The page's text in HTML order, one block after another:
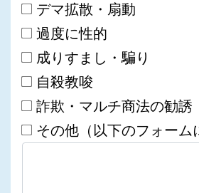
デマ拡散・扇動
過度に性的
成りすまし・騙り
自殺教唆
詐欺・マルチ商法の勧誘
その他（以下のフォー